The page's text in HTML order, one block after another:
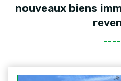
nouveaux biens